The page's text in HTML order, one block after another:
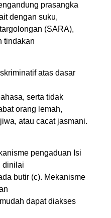
prasangka
dengan suku,
(SARA),
tindakan
atas dasar
serta tidak
orang lemah,
atau cacat jasmani.
pengaduan Isi
dinilai
butir (c). Mekanisme
dapat diakses